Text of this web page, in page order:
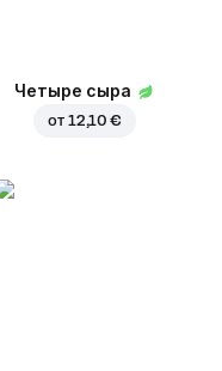
Четыре сыра
от 12,10 €